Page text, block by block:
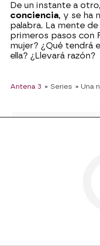
De un instante a
conciencia, y se ha
palabra. La mente
primeros pasos con
mujer? ¿Qué tendrá
ella? ¿Llevará razón?
Antena 3 » Series » Una